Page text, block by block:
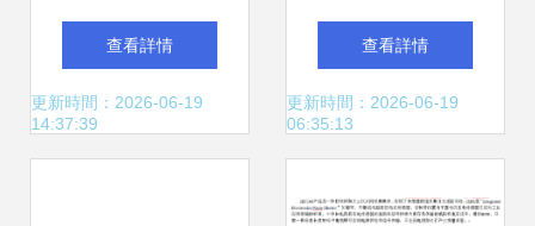
設計公司的logo設
計與品牌敘事
查看詳情
更新時間：2026-06-19
14:37:39
領域創新結碩果，
再獲集成電路布圖
查看詳情
更新時間：2026-06-19
06:35:13